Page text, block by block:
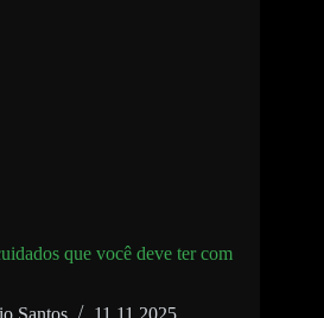
que você deve ter com
Santos
11.11.2025